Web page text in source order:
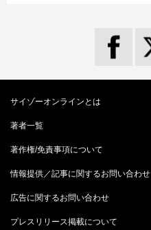
サイゾーオンラインとは
著者一覧
著作権/免責事項について
情報提供／記事に関するお問い合わせ
広告に関するお問い合わせ
プレスリリース掲載について